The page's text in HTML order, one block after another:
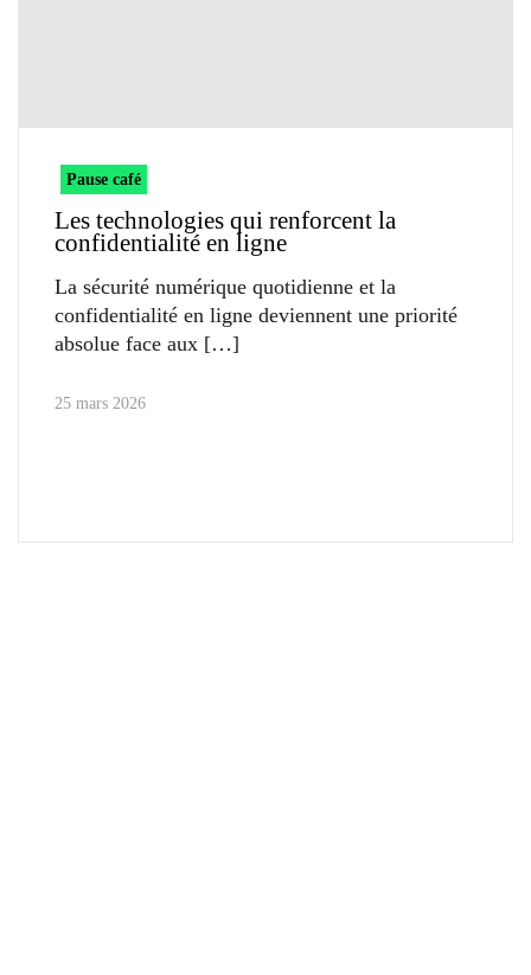
Pause café
Les technologies qui renforcent la
confidentialité en ligne
La sécurité numérique quotidienne et la
confidentialité en ligne deviennent une priorité
absolue face aux
25 mars 2026